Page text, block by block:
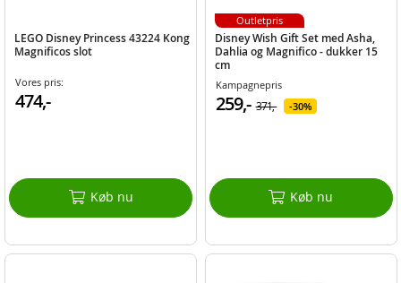
LEGO Disney Princess 43224 Kong
Magnificos slot
Vores pris:
474,-
Køb nu
Disney Wish Gift Set med Asha,
Dahlia og Magnifico - dukker 15
cm
Kampagnepris
259,- 371,- 30%
Køb nu
Outletpris